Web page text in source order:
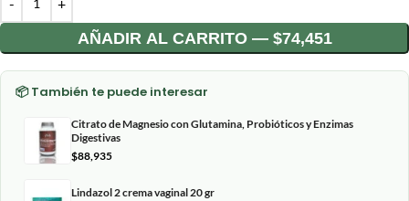
AÑADIR AL CARRITO — $74,451
📦 También te puede interesar
Citrato de Magnesio con Glutamina, Probióticos y Enzimas
Digestivas
$88,935
Lindazol 2 crema vaginal 20 gr